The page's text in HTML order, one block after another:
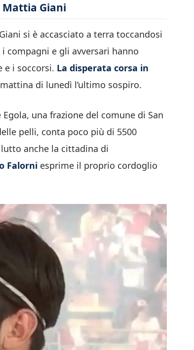
Giani
si è accasciato a terra toccandosi
compagni e gli avversari hanno
i soccorsi. La disperata corsa in
di lunedì l’ultimo sospiro.
una frazione del comune di San
pelli, conta poco più di 5500
anche la cittadina di
Falorni esprime il proprio cordoglio